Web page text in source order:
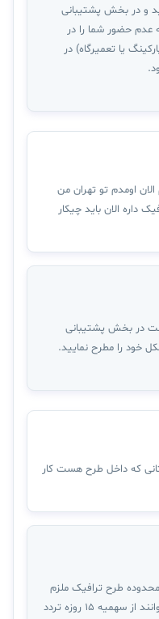
و در بخش پشتیبانی
عدم حضور شما را در
یا تعمیرگاه) در
اومدم تو تهران من
داره الان باید چیکار
در بخش پشتیبانی
خود را مطرح نمایید.
که داخل طرح هست کار
طرح ترافیک ملزم
به خرید طرح هستند. البته می‌توانند از سهمیه ۱۵ روزه تردد